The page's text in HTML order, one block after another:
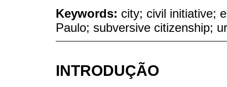
Keywords: city; civil initiative;
Paulo; subversive citizenship;
INTRODUÇÃO